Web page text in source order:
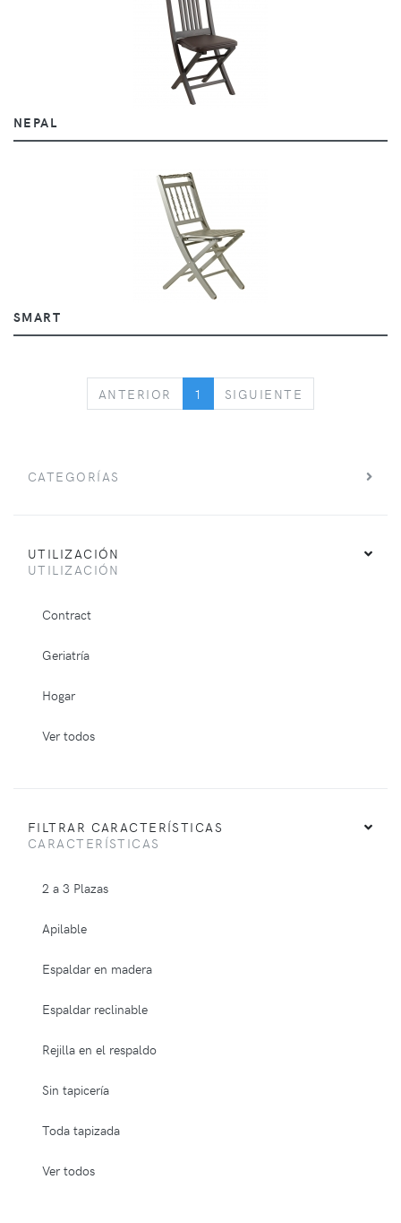
NEPAL
SMART
ANTERIOR PREVIOUS
1 SIGUIENTE
CATEGORÍAS
UTILIZACIÓN
UTILIZACIÓN
Contract
Geriatría
Hogar
Ver todos
FILTRAR CARACTERÍSTICAS
CARACTERÍSTICAS
2 a 3 Plazas
Apilable
Espaldar en madera
Espaldar reclinable
Rejilla en el respaldo
Sin tapicería
Toda tapizada
Ver todos